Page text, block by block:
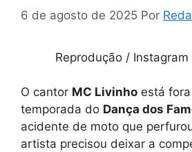
6 de agosto de 2025 Por
Reprodução / Instagram
O cantor MC Livinho está
temporada do Dança dos
acidente de moto que
artista precisou deixar a